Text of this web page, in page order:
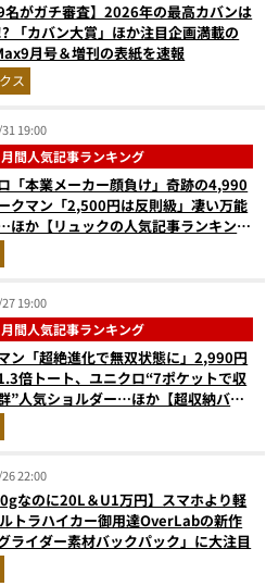
9名がガチ審査】2026年の最高カバンは
「カバン大賞」ほか注目企画満載の
月号＆増刊の表紙を速報
ス
19:00
月間人気記事ランキング
「本業メーカー顔負け」奇跡の4,990
クマン「2,500円は反則級」凄い万能
ほか【リュックの人気記事ランキング
（2026年6月版）
19:00
月間人気記事ランキング
ン「超絶進化で無双状態に」2,990円
倍トート、ユニクロ“7ポケットで収
”人気ショルダー…ほか【超収納バッ
記事ランキングベスト3】（2026年6
22:00
なのに20L＆U1万円】スマホより軽
トラハイカー御用達OverLabの新作
ライダー素材バックパック」に大注目